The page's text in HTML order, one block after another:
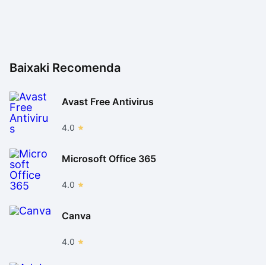
Baixaki Recomenda
Avast Free Antivirus
4.0
Microsoft Office 365
4.0
Canva
4.0